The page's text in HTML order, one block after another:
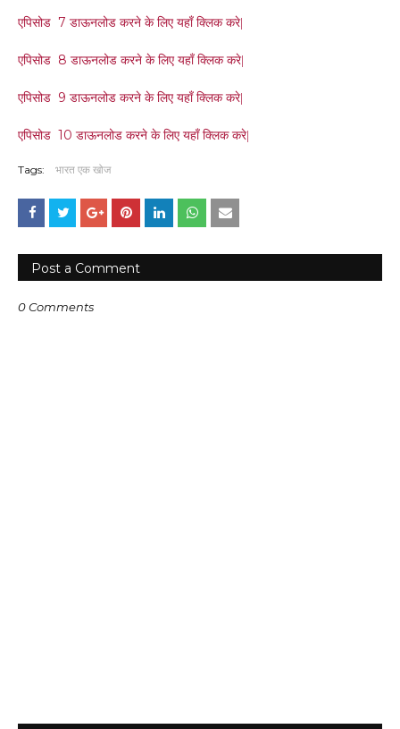
एपिसोड 7 डाऊनलोड करने के लिए यहाँ क्लिक करे|
एपिसोड 8 डाऊनलोड करने के लिए यहाँ क्लिक करे|
एपिसोड 9 डाऊनलोड करने के लिए यहाँ क्लिक करे|
एपिसोड 10 डाऊनलोड करने के लिए यहाँ क्लिक करे|
Tags: भारत एक खोज
Post a Comment
0 Comments